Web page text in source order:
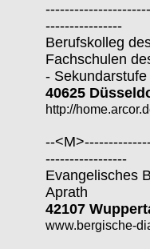
----------------
Berufskolleg
Fachschulen
- Sekundarstufe
40625
http://
--
-----------------
Evangelisches
Aprath
42107
www.bergische-